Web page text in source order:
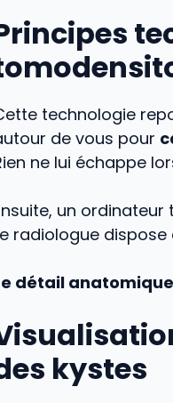
technologie
de vous pour
ne lui échappe
un
radiologue dispose
détail
kystes